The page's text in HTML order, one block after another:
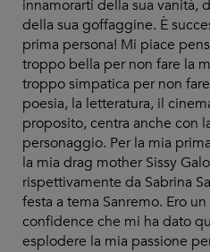
innamorarti della sua vanità,
della sua goffaggine. È
prima persona! Mi piace
troppo bella per non fare la
troppo simpatica per non
poesia, la letteratura, il
proposito, centra anche con
personaggio. Per la mia
la mia drag mother Sissy
rispettivamente da Sabrina
festa a tema Sanremo. Ero
confidence che mi ha dato
esplodere la mia passione